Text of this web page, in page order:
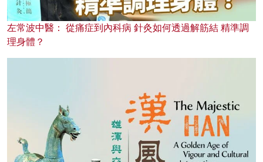
左常波中醫： 從痛症到內科病 針灸如何透過解筋結 精準調
理身體？